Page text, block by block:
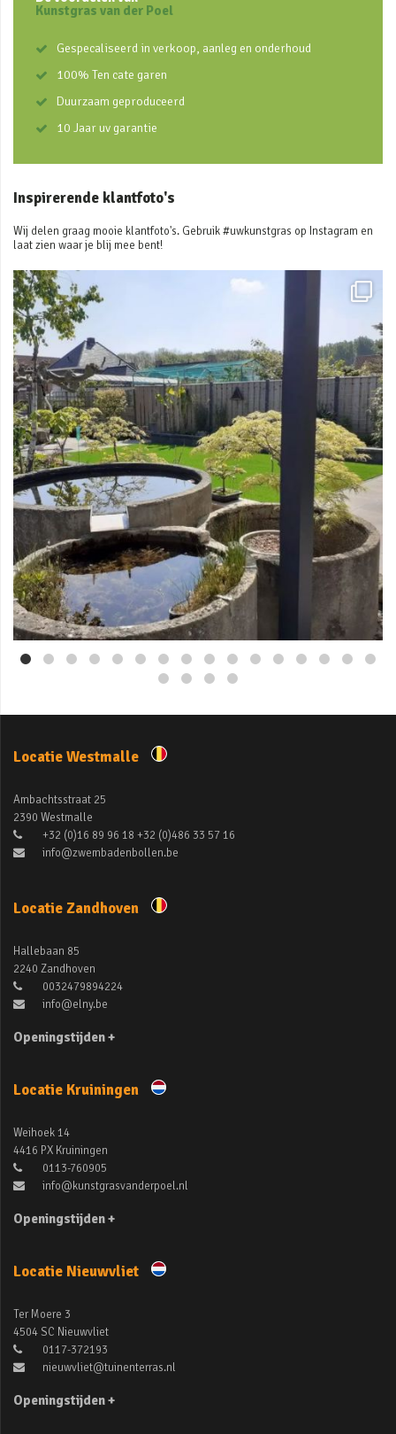
Kunstgras van der Poel
Gespecaliseerd in verkoop, aanleg en onderhoud
100% Ten cate garen
Duurzaam geproduceerd
10 Jaar uv garantie
Inspirerende klantfoto's
Wij delen graag mooie klantfoto's. Gebruik #uwkunstgras op Instagram en
laat zien waar je blij mee bent!
Mei 3
Locatie Westmalle
Ambachtsstraat 25
2390 Westmalle
+32 (0)16 89 96 18 +32 (0)486 33 57 16
info@zwembadenbollen.be
Locatie Zandhoven
Hallebaan 85
2240 Zandhoven
0032479894224
info@elny.be
Openingstijden +
Locatie Kruiningen
Weihoek 14
4416 PX Kruiningen
0113-760905
info@kunstgrasvanderpoel.nl
Openingstijden +
Locatie Nieuwvliet
Ter Moere 3
4504 SC Nieuwvliet
0117-372193
nieuwvliet@tuinenterras.nl
Openingstijden +